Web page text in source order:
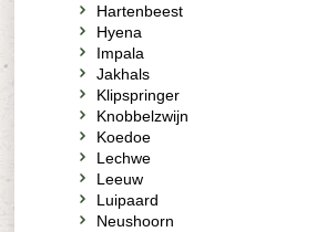
Hartenbeest
Hyena
Impala
Jakhals
Klipspringer
Knobbelzwijn
Koedoe
Lechwe
Leeuw
Luipaard
Neushoorn